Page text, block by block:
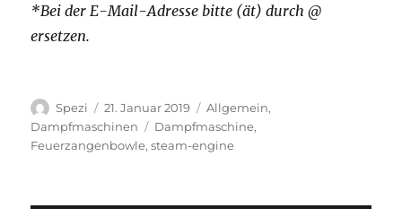
*Bei der E-Mail-Adresse bitte (ät) durch @
ersetzen.
Autor
Spezi
Veröffentlicht
am
21. Januar 2019 Kategorien
Allgemein,
Dampfmaschinen
Schlagwörter
Dampfmaschine,
Feuerzangenbowle,steam-engine